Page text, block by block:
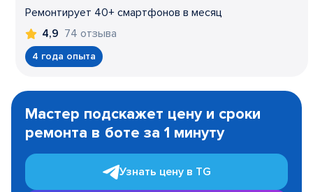
Ремонтирует 40+ смартфонов в месяц
4,9 74 отзыва
4 года опыта
1
Мастер подскажет цену и сроки
ремонта в боте за 1 минуту
Узнать цену в TG